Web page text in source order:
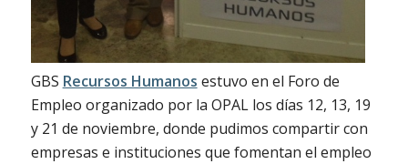
GBS Recursos Humanos estuvo en el Foro de
Empleo organizado por la OPAL los días 12, 13, 19
y 21 de noviembre, donde pudimos compartir con
empresas e instituciones que fomentan el empleo